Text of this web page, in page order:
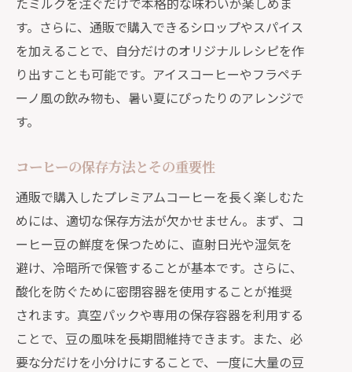
簡単に作れるアイスコーヒー
デザートと一緒に楽しむコーヒー
家族みんなで楽しむコーヒータイム
す。さらに、通販で購入できるシロップやスパイス
を加えることで、自分だけのオリジナルレシピを作
り出すことも可能です。アイスコーヒーやフラペチ
ーノ風の飲み物も、暑い夏にぴったりのアレンジで
す。
コーヒーの保存方法とその重要性
通販で購入したプレミアムコーヒーを長く楽しむた
めには、適切な保存方法が欠かせません。まず、コ
ーヒー豆の鮮度を保つために、直射日光や湿気を
避け、冷暗所で保管することが基本です。さらに、
酸化を防ぐために密閉容器を使用することが推奨
されます。真空パックや専用の保存容器を利用する
ことで、豆の風味を長期間維持できます。また、必
要な分だけを小分けにすることで、一度に大量の豆